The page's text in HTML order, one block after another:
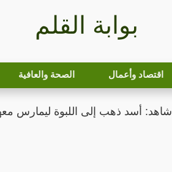
بوابة القلم
اقتصاد وأعمال الصحة والعافية
شاهد: أسد ذهب إلى اللبوة ليمارس